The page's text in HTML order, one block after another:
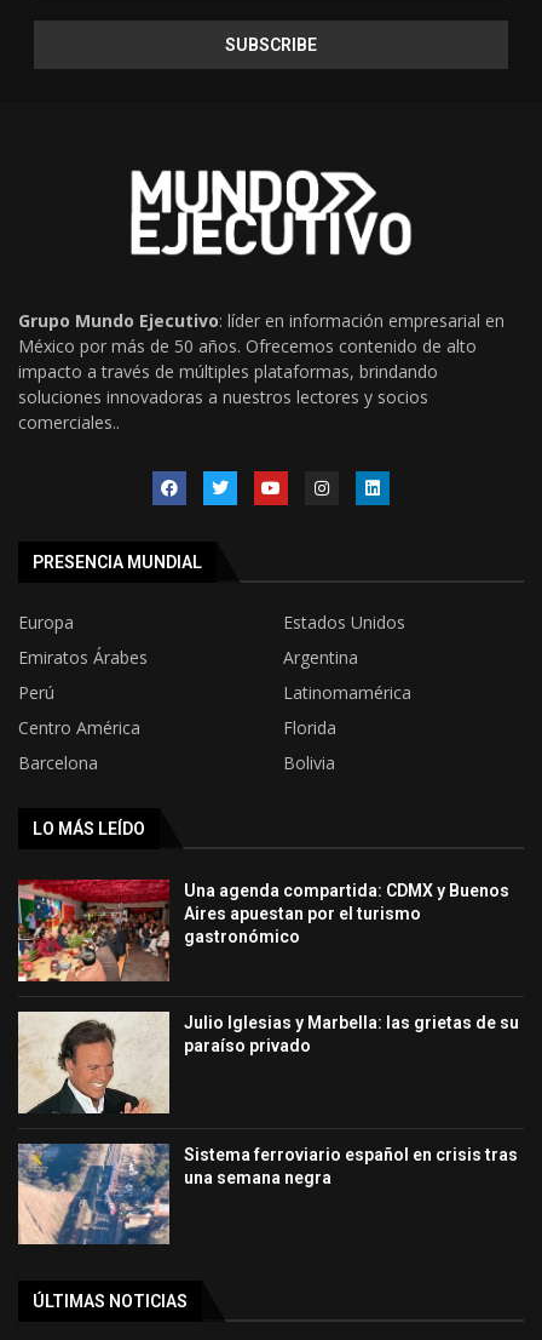
Grupo Mundo Ejecutivo: líder en información empresarial en
México por más de 50 años. Ofrecemos contenido de alto
impacto a través de múltiples plataformas, brindando
soluciones innovadoras a nuestros lectores y socios
comerciales..
PRESENCIA MUNDIAL
Europa
Estados Unidos
Emiratos Árabes
Argentina
Perú
Latinomamérica
Centro América
Florida
Barcelona
Bolivia
LO MÁS LEÍDO
Una agenda compartida: CDMX y Buenos
Aires apuestan por el turismo
gastronómico
Julio Iglesias y Marbella: las grietas de su
paraíso privado
Sistema ferroviario español en crisis tras
una semana negra
ÚLTIMAS NOTICIAS